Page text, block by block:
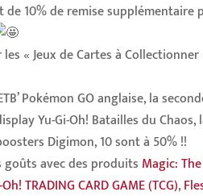
de 10% de remise
« Jeux de Cartes à
Pokémon GO anglaise, la
Yu-Gi-Oh! Batailles du
Digimon, 10 sont à 50% !!
avec des produits Magic:
TRADING CARD GAME (TCG),